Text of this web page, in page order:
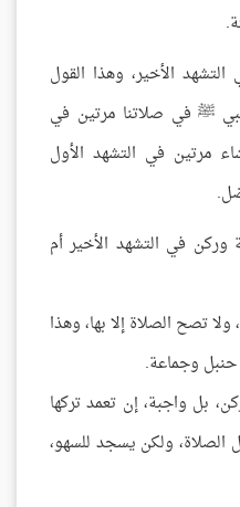
الأخير، وهذا القول
ﷺ في صلاتنا مرتين في
مرتين في التشهد الأول
في التشهد الأخير أم
تصح الصلاة إلا بها، وهذا
وجماعة.
بل واجبة، إن تعمد تركها
الصلاة، ولكن يسجد للسهو،